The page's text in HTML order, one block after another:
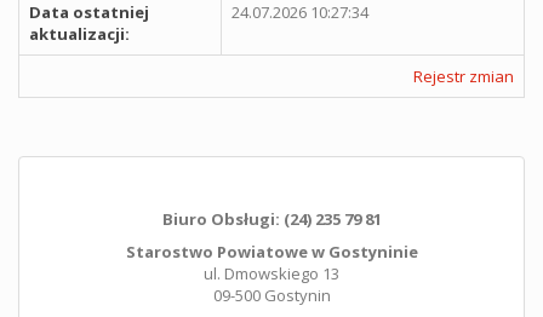
Data ostatniej
aktualizacji:
24.07.2026 10:27:34
Rejestr zmian
Biuro Obsługi: (24) 235 79 81
Starostwo Powiatowe w Gostyninie
ul. Dmowskiego 13
09-500 Gostynin